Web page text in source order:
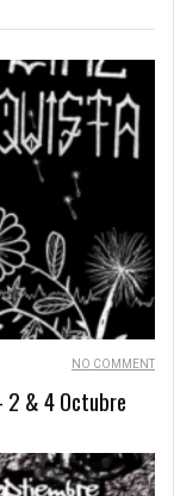
NO COMMENT
2 & 4 Octubre